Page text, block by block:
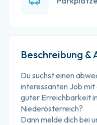
Beschreibung &
Du suchst einen
interessanten Job
guter Erreichbarkeit
Niederösterreich?
Dann melde dich bei